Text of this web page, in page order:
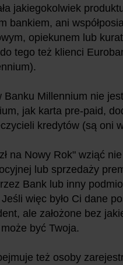
jakiegokolwiek
bankiem, ani
opiekunem lub
tego też klienci
Banku Millennium nie
jak karta pre-paid,
kredytów (są oni
na Nowy Rok" wziąć
lub sprzedaży
Bank lub inny
więc było Ci dane
ale założone bez
być Twoja.
też osoby